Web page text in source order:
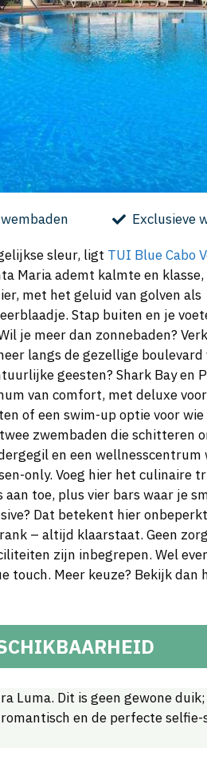
Exclusieve
sleur, ligt TUI Blue Cabo
Maria ademt kalmte en klasse,
met het geluid van golven als
Stap buiten en je
je meer dan zonnebaden?
langs de gezellige boulevard
geesten? Shark Bay en
van comfort, met deluxe
of een swim-up optie voor
zwembaden die schitteren
en een wellnesscentrum
only. Voeg hier het culinaire
toe, plus vier bars waar je
Dat betekent hier
– altijd klaarstaat. Geen
zijn inbegrepen. Wel
touch. Meer keuze? Bekijk dan
Luma. Dit is geen gewone
en de perfecte selfie-